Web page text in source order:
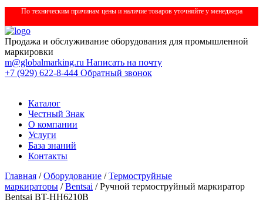
По техническим причинам цены и наличие товаров уточняйте у менеджера
Продажа и обслуживание оборудования для промышленной
маркировки
m@globalmarking.ru Написать на почту
+7 (929) 622-8-444 Обратный звонок
Каталог
Честный Знак
О компании
Услуги
База знаний
Контакты
Главная /Оборудование /Термоструйные
маркираторы /Bentsai / Ручной термоструйный маркиратор
Bentsai BT-HH6210B